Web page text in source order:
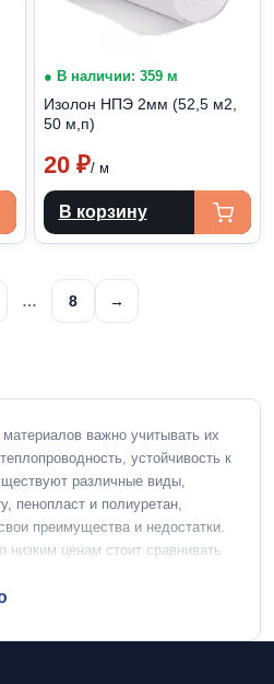
● В наличии: 359 м
Изолон НПЭ 2мм (52,5 м2,
50 м,п)
20 ₽/ м
В корзину
Пагинация
записей
… 8 →
важно учитывать их
устойчивость к
различные виды,
пенопласт и полиуретан,
преимущества и недостатки.
низким ценам стоит сравнивать